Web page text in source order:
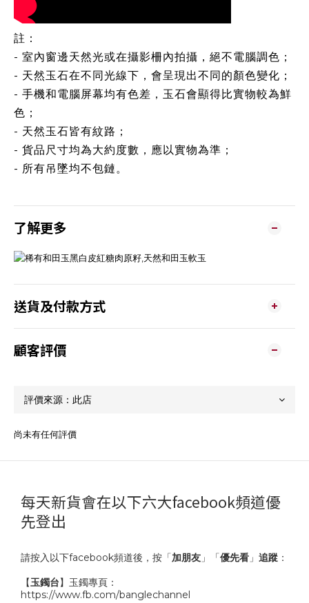
註：
- 室內窗邊天然光或在攝影柵內拍攝，絕不電腦調色；
- 天然玉石在不同光線下，會呈現出不同的顏色變化；
- 手機和電腦屏幕均有色差，玉石會顯得比實物較為鮮
色；
- 天然玉石皆有紋路；
- 貨品尺寸均為大約度數，應以實物為準；
- 所有吊墜均不包鏈。
了解更多
送貨及付款方式
顧客評價
尚未有任何評價
每天新貨會在以下六大facebook頻道優
先登出
請按入以下facebook頻道後，按「加朋友 」「優先看 」 追蹤 ：
【玉鐲台】玉鐲專頁：
https://www.fb.com/banglechannel